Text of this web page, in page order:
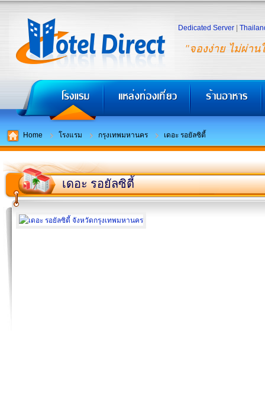
"จองง่าย ไม่ผ่าน
Dedicated Server
Home โรงแรม กรุงเทพมหานคร เดอะ รอยัลซิตี้
เดอะ รอยัลซิตี้